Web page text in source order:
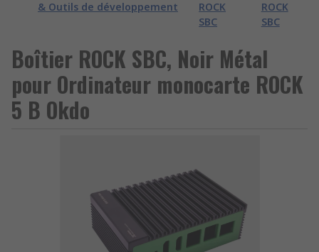
& Outils de développement
ROCK
SBC
ROCK
SBC
Boîtier ROCK SBC, Noir Métal
pour Ordinateur monocarte ROCK
5 B Okdo